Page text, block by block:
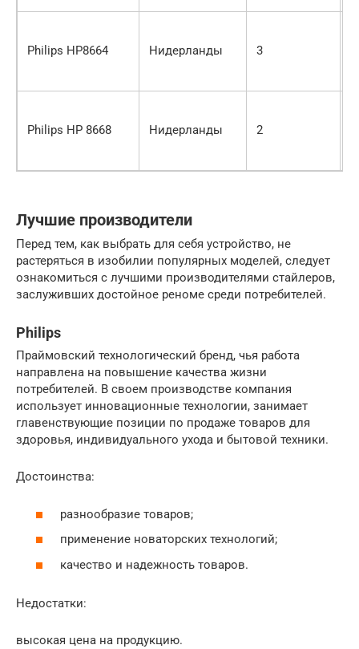
Philips HP8664 Нидерланды 3
Philips HP 8668 Нидерланды 2
Лучшие производители
Перед тем, как выбрать для себя устройство, не
растеряться в изобилии популярных моделей, следует
ознакомиться с лучшими производителями стайлеров,
заслуживших достойное реноме среди потребителей.
Philips
Праймовский технологический бренд, чья работа
направлена на повышение качества жизни
потребителей. В своем производстве компания
использует инновационные технологии, занимает
главенствующие позиции по продаже товаров для
здоровья, индивидуального ухода и бытовой техники.
Достоинства:
разнообразие товаров;
применение новаторских технологий;
качество и надежность товаров.
Недостатки:
высокая цена на продукцию.